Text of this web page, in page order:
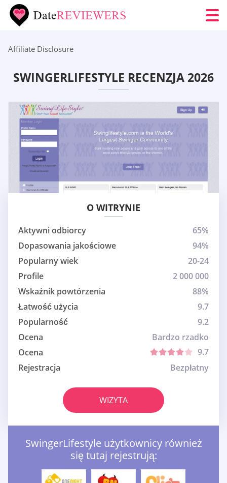
Affiliate Disclosure
SWINGERLIFESTYLE RECENZJA 2026
O WITRYNIE
Aktywni odbiorcy
65%
Dopasowania jakościowe
94%
Popularny wiek
20-24
Profile
2 000 000
Wskaźnik powtórzenia
88%
Łatwość użycia
9.7
Popularność
9.2
Ocena
Bardzo rzadko
Ocena
9.7
Rejestracja
Bezpłatny
WIZYTA
SwingerLifestyle użytkownicy również
się tutaj rejestrują: